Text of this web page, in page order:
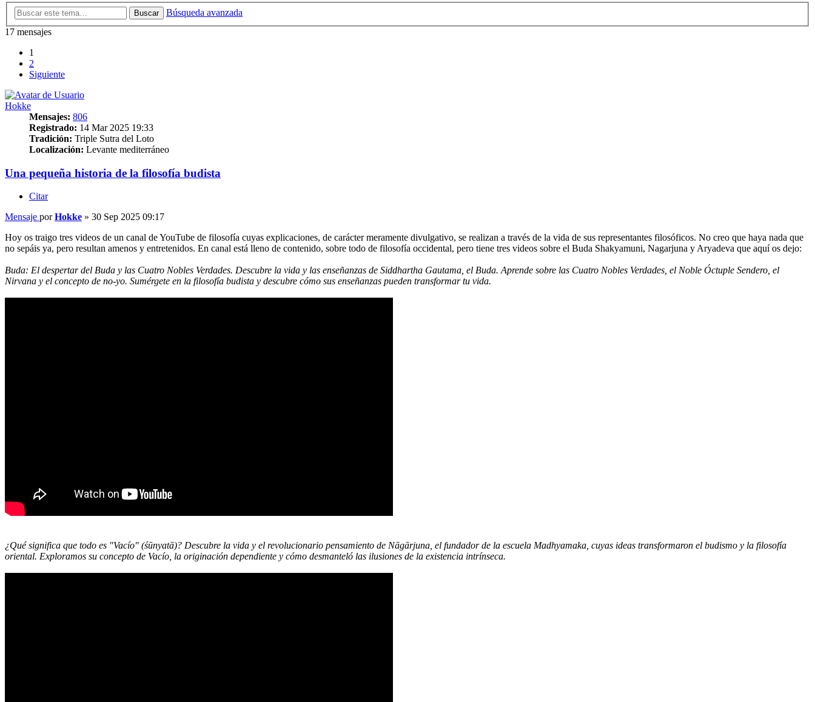
Buscar
Búsqueda avanzada
17 mensajes
1
2
Siguiente
Hokke
Mensajes: 806
Registrado: 14 Mar 2025 19:33
Tradición: Triple Sutra del Loto
Localización: Levante mediterráneo
Una pequeña historia de la filosofía budista
Citar
Mensaje porHokke » 30 Sep 2025 09:17
Hoy os traigo tres videos de un canal de YouTube de filosofía cuyas explicaciones, de carácter meramente divulgativo, se realizan a través de la vida de sus representantes filosóficos. No creo que haya nada que
no sepáis ya, pero resultan amenos y entretenidos. En canal está lleno de contenido, sobre todo de filosofía occidental, pero tiene tres videos sobre el Buda Shakyamuni, Nagarjuna y Aryadeva que aquí os dejo:
Buda: El despertar del Buda y las Cuatro Nobles Verdades. Descubre la vida y las enseñanzas de Siddhartha Gautama, el Buda. Aprende sobre las Cuatro Nobles Verdades, el Noble Óctuple Sendero, el
Nirvana y el concepto de no-yo. Sumérgete en la filosofía budista y descubre cómo sus enseñanzas pueden transformar tu vida.
¿Qué significa que todo es "Vacío" (śūnyatā)? Descubre la vida y el revolucionario pensamiento de Nāgārjuna, el fundador de la escuela Madhyamaka, cuyas ideas transformaron el budismo y la filosofía
oriental. Exploramos su concepto de Vacío, la originación dependiente y cómo desmanteló las ilusiones de la existencia intrínseca.